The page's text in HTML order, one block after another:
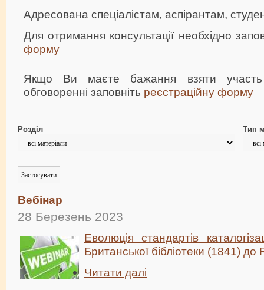
Адресована спеціалістам, аспірантам,
Для отримання консультації необхідно
форму
Якщо Ви маєте бажання взяти
обговоренні заповніть реєстраційну форму
Розділ Тип
Вебінар
28 Березень 2023
Еволюція стандартів
Британської бібліотеки (1841) до
Читати далі